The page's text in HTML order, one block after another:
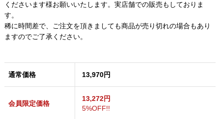
くださいます様お願いいたします。実店舗での販売もしておりま
す。
稀に時間差で、ご注文を頂きましても商品が売り切れの場合もあり
ますのでご了承ください。
通常価格 13,970円
会員限定価格
13,272円
5%OFF!!